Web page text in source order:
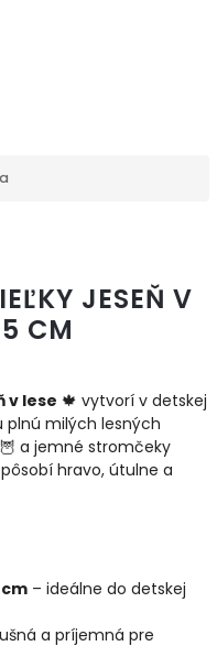
JESEŇ V
CM
v lese 🍁 vytvorí v detskej
plnú milých lesných
🦉 a jemné stromčeky
hravo, útulne a
cm – ideálne do detskej
a príjemná pre